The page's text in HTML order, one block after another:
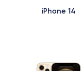
iPhone 14